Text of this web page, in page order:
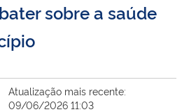
sobre a saúde
Atualização mais recente:
09/06/2026 11:03